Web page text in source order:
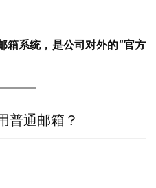
箱系统，是公司对外的“官方
普通邮箱？